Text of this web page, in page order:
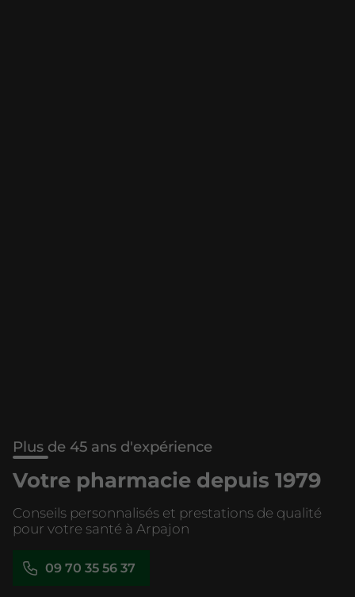
Plus de 45 ans d'expérience
Votre pharmacie depuis 1979
Conseils personnalisés et prestations de qualité
pour votre santé à Arpajon
09 70 35 56 37